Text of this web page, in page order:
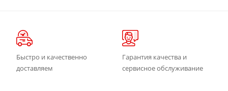
Быстро и качественно
доставляем
Гарантия качества и
сервисное обслуживание